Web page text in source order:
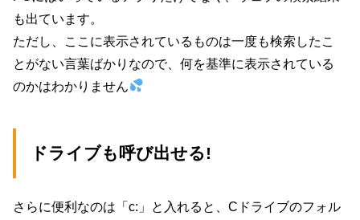
も出ています。
ただし、ここに表示されているものは一度も検索したこ
とがない言葉ばかりなので、何を基準に表示されている
のかはわかりません
ドライブも呼び出せる!
さらに便利なのは「c:」と入れると、Cドライブのフォル